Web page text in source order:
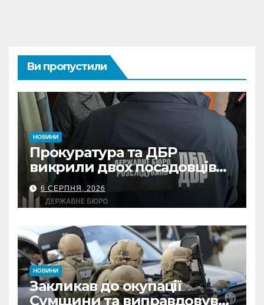
Ви пропустили
НОВИНИ
Прокуратура та ДБР
викрили двох посадовців
ДПС Сумщини на вимаганні
неправомірної вигоди у
ФОПа
6 СЕРПНЯ, 2026
НОВИНИ
Закликав до окупації
Сумщини та виправдовував